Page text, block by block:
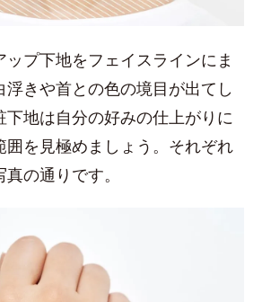
ップ下地をフェイスラインにま
浮きや首との色の境目が出てし
下地は自分の好みの仕上がりに
囲を見極めましょう。それぞれ
の通りです。